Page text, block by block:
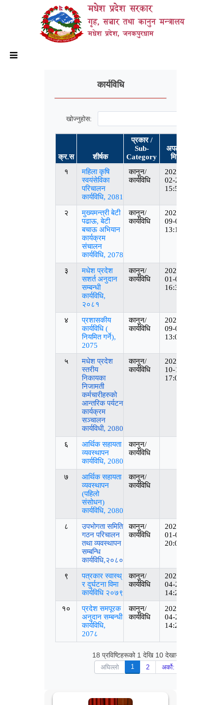
मधेश प्रदेश सरकार
गृह, सञ्चार तथा कानुन मन्त्रालय
मधेश प्रदेश, जनकपुरधाम
कार्यविधि
खोज्नुहोस:
क्र.स शीर्षक
प्रकार /
Sub-
Category
अपलोड
मिति
१
महिला कृषि
स्वयंसेविका
परिचालन
कार्यविधि, 2081
कानुन/
कार्यविधि
2025-
02-20
15:57:46
२
मुख्यमन्त्री बेटी
पढाऊ, बेटी
बचाऊ अभियान
कार्यक्रम
संचालन
कार्यविधि, 2078
कानुन/
कार्यविधि
2023-
09-08
13:18:24
३
मधेश प्रदेश
सशर्त अनुदान
सम्बन्धी
कार्यविधि,
२०८१
कानुन/
कार्यविधि
2025-
01-06
16:34:44
४
प्रशासकीय
कार्यविधि (
नियमित गर्ने),
2075
कानुन/
कार्यविधि
2023-
09-08
13:07:11
५
मधेश प्रदेश
स्तरीय
निकायका
निजामती
कर्मचारीहरुको
आन्तरिक पर्यटन
कार्यक्रम
सञ्‍चालन
कार्यविधी, 2080
कानुन/
कार्यविधि
2023-
10-17
17:06:16
६
आर्थिक सहायता
व्यवस्थापन
कार्यविधि, 2080
कानुन/
कार्यविधि
७
आर्थिक सहायता
व्यवस्थापन
(पहिलो
संसोधन)
कार्यविधि, 2080
कानुन/
कार्यविधि
८
उपभोगता समिति
गठन परिचालन
तथा व्यवस्थापन
सम्बन्धि
कार्यविधि,२०८०
कानुन/
कार्यविधि
2024-
01-09
20:05:28
९
पत्रकार स्वास्थ्
र दुर्घटना विमा
कार्यविधि २०७९
कानुन/
कार्यविधि
2024-
04-21
14:27:02
१०
प्रदेश समपूरक
अनुदान सम्बन्धी
कार्यविधि,
207८
कानुन/
कार्यविधि
2024-
04-21
14:27:43
18 प्रविष्टिहरूको 1 देखि 10 देखाउँदै
अघिल्लो 1 2 अर्को: